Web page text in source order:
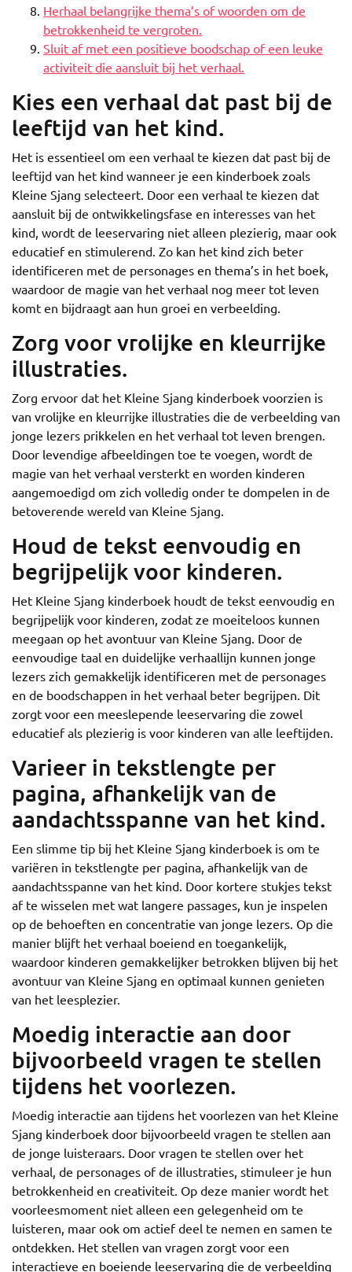
Herhaal belangrijke thema’s of woorden om de
betrokkenheid te vergroten.
Sluit af met een positieve boodschap of een leuke
activiteit die aansluit bij het verhaal.
Kies een verhaal dat past bij de
leeftijd van het kind.
Het is essentieel om een verhaal te kiezen dat past bij de
leeftijd van het kind wanneer je een kinderboek zoals
Kleine Sjang selecteert. Door een verhaal te kiezen dat
aansluit bij de ontwikkelingsfase en interesses van het
kind, wordt de leeservaring niet alleen plezierig, maar ook
educatief en stimulerend. Zo kan het kind zich beter
identificeren met de personages en thema’s in het boek,
waardoor de magie van het verhaal nog meer tot leven
komt en bijdraagt aan hun groei en verbeelding.
Zorg voor vrolijke en kleurrijke
illustraties.
Zorg ervoor dat het Kleine Sjang kinderboek voorzien is
van vrolijke en kleurrijke illustraties die de verbeelding van
jonge lezers prikkelen en het verhaal tot leven brengen.
Door levendige afbeeldingen toe te voegen, wordt de
magie van het verhaal versterkt en worden kinderen
aangemoedigd om zich volledig onder te dompelen in de
betoverende wereld van Kleine Sjang.
Houd de tekst eenvoudig en
begrijpelijk voor kinderen.
Het Kleine Sjang kinderboek houdt de tekst eenvoudig en
begrijpelijk voor kinderen, zodat ze moeiteloos kunnen
meegaan op het avontuur van Kleine Sjang. Door de
eenvoudige taal en duidelijke verhaallijn kunnen jonge
lezers zich gemakkelijk identificeren met de personages
en de boodschappen in het verhaal beter begrijpen. Dit
zorgt voor een meeslepende leeservaring die zowel
educatief als plezierig is voor kinderen van alle leeftijden.
Varieer in tekstlengte per
pagina, afhankelijk van de
aandachtsspanne van het kind.
Een slimme tip bij het Kleine Sjang kinderboek is om te
variëren in tekstlengte per pagina, afhankelijk van de
aandachtsspanne van het kind. Door kortere stukjes tekst
af te wisselen met wat langere passages, kun je inspelen
op de behoeften en concentratie van jonge lezers. Op die
manier blijft het verhaal boeiend en toegankelijk,
waardoor kinderen gemakkelijker betrokken blijven bij het
avontuur van Kleine Sjang en optimaal kunnen genieten
van het leesplezier.
Moedig interactie aan door
bijvoorbeeld vragen te stellen
tijdens het voorlezen.
Moedig interactie aan tijdens het voorlezen van het Kleine
Sjang kinderboek door bijvoorbeeld vragen te stellen aan
de jonge luisteraars. Door vragen te stellen over het
verhaal, de personages of de illustraties, stimuleer je hun
betrokkenheid en creativiteit. Op deze manier wordt het
voorleesmoment niet alleen een gelegenheid om te
luisteren, maar ook om actief deel te nemen en samen te
ontdekken. Het stellen van vragen zorgt voor een
interactieve en boeiende leeservaring die de verbeelding